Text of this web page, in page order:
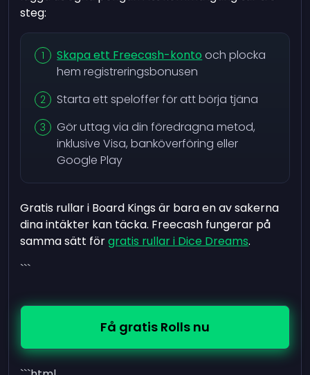
steg:
Skapa ett Freecash-konto och plocka
hem registreringsbonusen
Starta ett speloffer för att börja tjäna
Gör uttag via din föredragna metod,
inklusive Visa, banköverföring eller
Google Play
Gratis rullar i Board Kings är bara en av sakerna
dina intäkter kan täcka. Freecash fungerar på
samma sätt förgratis rullar i Dice Dreams.
```
Få gratis Rolls nu